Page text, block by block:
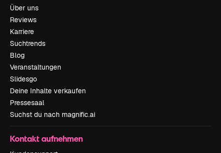
Über uns
Reviews
Karriere
Suchtrends
Blog
Veranstaltungen
Slidesgo
Deine Inhalte verkaufen
Pressesaal
Suchst du nach magnific.ai
Kontakt aufnehmen